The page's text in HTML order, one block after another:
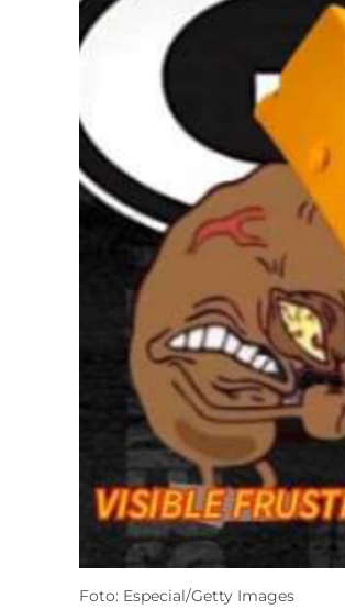
Foto: Especial/Getty Images